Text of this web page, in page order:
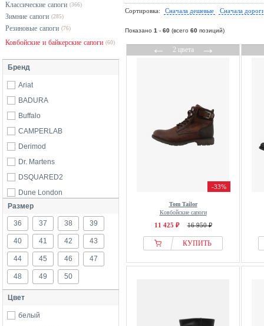
Классические сапоги (366)
Зимние сапоги (285)
Резиновые сапоги (76)
Ковбойские и байкерские сапоги (60)
Бренд
Ariat
BADURA
Buffalo
CAMPERLAB
Derimod
Dr. Martens
DSQUARED2
Dune London
GINO ROSSI
GmbH
Harley Davidson
HESCHUNG
Kazar
Koi Footwear
Lloyd
Melvin & Hamilton
Размер
36 37 38 39
40 41 42 43
44 45 46 47
48 49 50
Цвет
белый
Сортировка: Сначала дешевые Сначала
Показано 1 - 60 (всего 60 позиций)
←2 цвета→
-33%
Tom Tailor
Ковбойские сапоги
11 425 ₽ 16 950 ₽
КУПИТЬ